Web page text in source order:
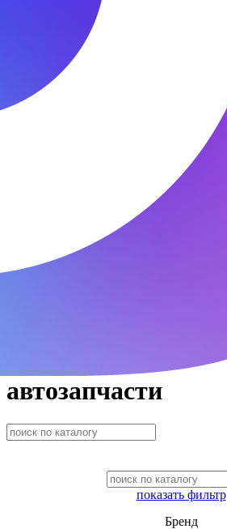
автозапчасти
показать фильтр
Бренд